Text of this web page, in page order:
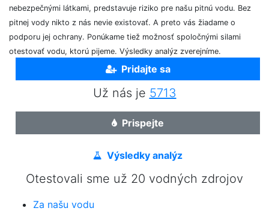
nebezpečnými látkami, predstavuje riziko pre našu pitnú vodu. Bez
pitnej vody nikto z nás nevie existovať. A preto vás žiadame o
podporu jej ochrany. Ponúkame tiež možnosť spoločnými silami
otestovať vodu, ktorú pijeme. Výsledky analýz zverejníme.
Za našu vodu
Pridajte sa
Už nás je 5713
Prispejte
Výsledky analýz
Otestovali sme už 20 vodných zdrojov